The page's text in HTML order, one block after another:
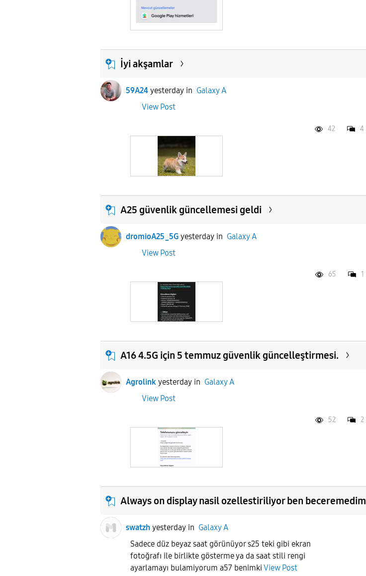
İyi akşamlar
59A24 yesterday in Galaxy A
View Post
42 4
A25 güvenlik güncellemesi geldi
dromioA25_5G yesterday in Galaxy A
View Post
65 1
A16 4.5G için 5 temmuz güvenlik güncelleştirmesi.
Agrolink yesterday in Galaxy A
View Post
52 2
Always on display nasil ozellestiriliyor ben beceremedim
swatzh yesterday in Galaxy A
Sadece düz beyaz saat görünüyor s25 teki gibi ekran
fotoğrafı ile birlikte gösterme ya da saat stili rengi
ayarlamayı bulamiyorum a57 benimki View Post